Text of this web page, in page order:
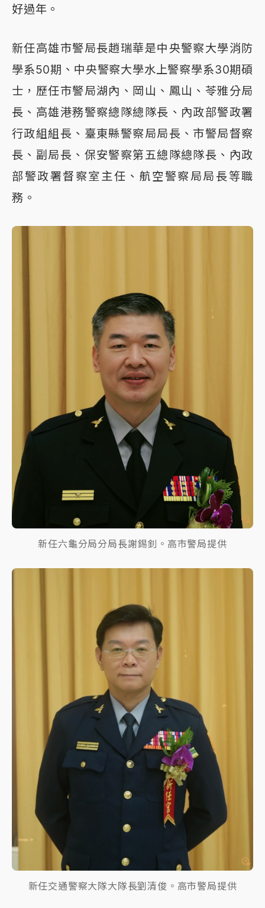
好過年。
新任高雄市警局長趙瑞華是中央警察大學消防
學系50期、中央警察大學水上警察學系30期碩
士，歷任市警局湖內、岡山、鳳山、苓雅分局
長、高雄港務警察總隊總隊長、內政部警政署
行政組組長、臺東縣警察局局長、市警局督察
長、副局長、保安警察第五總隊總隊長、內政
部警政署督察室主任、航空警察局局長等職
務。
新任六龜分局分局長謝錫釗。高市警局提供
新任交通警察大隊大隊長劉清俊。高市警局提供